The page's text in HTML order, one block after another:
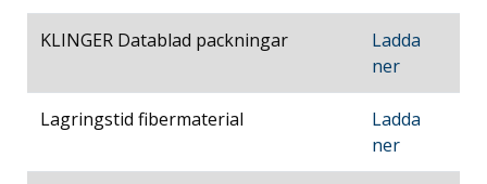
KLINGER Datablad packningar
Ladda
ner
Lagringstid fibermaterial
Ladda
ner